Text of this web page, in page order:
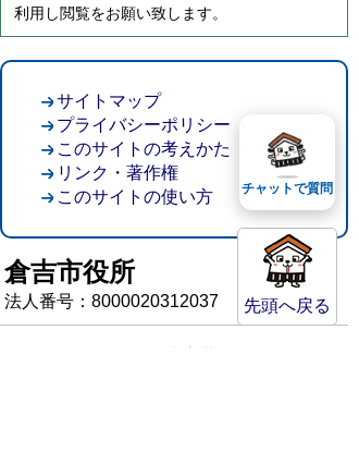
利用し閲覧をお願い致します。
先頭へ戻る
サイトマップ
プライバシーポリシー
このサイトの考えかた
リンク・著作権
このサイトの使い方
倉吉市役所
法人番号：8000020312037
チャットで質問